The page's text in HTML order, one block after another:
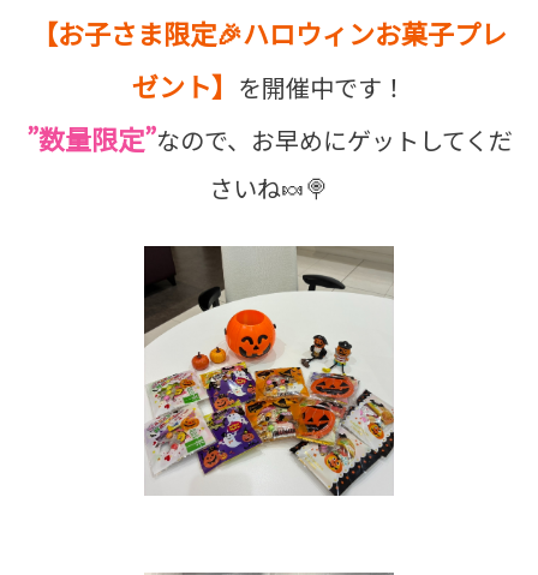
【お子さま限定🎉ハロウィンお菓子プレ
ゼント】 を開催中です！
”数量限定”なので、お早めにゲットしてくだ
さいね🍬🍭